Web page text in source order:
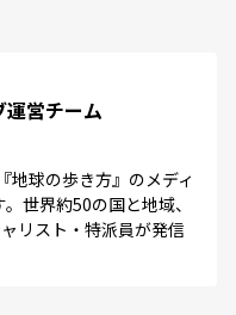
営チーム
地球の歩き方』のメディ
世界約50の国と地域、
リスト・特派員が発信